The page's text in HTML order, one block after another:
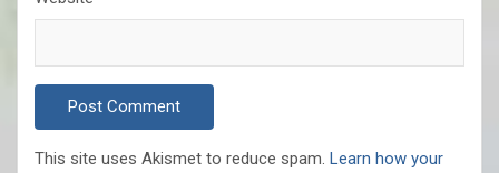
This site uses Akismet to reduce spam. Learn how your